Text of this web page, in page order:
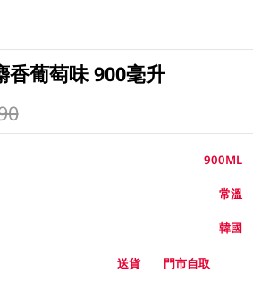
香葡萄味 900毫升
900ML
常溫
韓國
送貨 門市自取